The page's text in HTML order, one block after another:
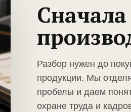
Разбор нужен до
продукции. Мы
пробелы и даем
охране труда и